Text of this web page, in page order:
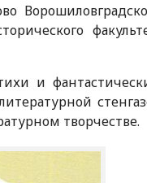
и
творчестве.